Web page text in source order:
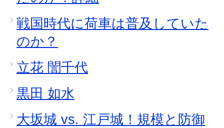
戦国時代に荷車は普及していた
のか？
立花 誾千代
黒田 如水
大坂城 vs. 江戸城！規模と防御